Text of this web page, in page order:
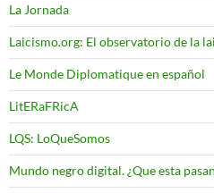
La Jornada
Laicismo.org: El observatorio de la
Le Monde Diplomatique en español
LitERaFRicA
LQS: LoQueSomos
Mundo negro digital. ¿Que esta